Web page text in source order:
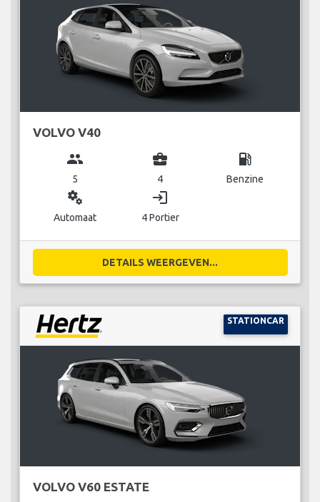
VOLVO V40
group
5
business_center
4
local_gas_station
Benzine
miscellaneous_services
Automaat
login
4 Portier
DETAILS WEERGEVEN...
STATIONCAR
VOLVO V60 ESTATE